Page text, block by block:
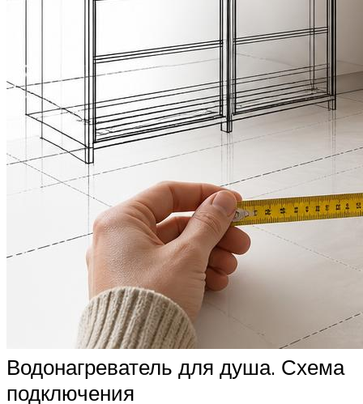
Водонагреватель для душа. Схема
подключения